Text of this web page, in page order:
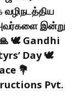
இன்று
🙏 🕊️ Gandhi
Day 🕊️
💐
Pvt.